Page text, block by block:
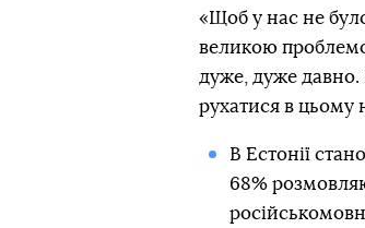
«Щоб у нас не
великою
дуже, дуже давно.
рухатися в цьому
В Естонії
68%